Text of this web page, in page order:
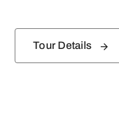
Tour Details